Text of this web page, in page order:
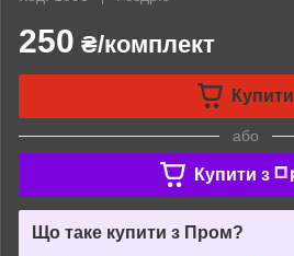
250 ₴/комплект
Купити
або
Купити з
Що таке купити з Пром?